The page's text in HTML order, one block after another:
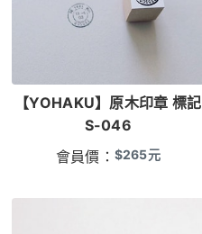
【YOHAKU】原木印章 標記
S-046
會員價： $265元